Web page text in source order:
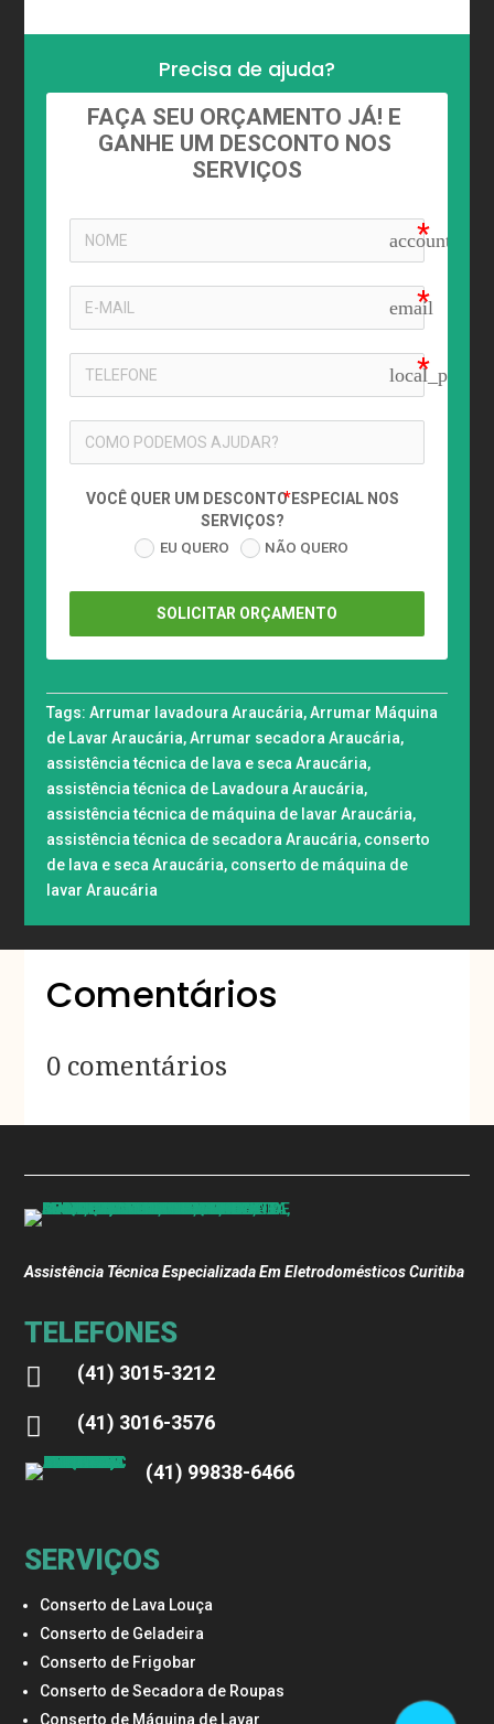
Precisa de ajuda?
FAÇA SEU ORÇAMENTO JÁ! E
GANHE UM DESCONTO NOS
SERVIÇOS
email
local_phone
VOCÊ QUER UM DESCONTO ESPECIAL NOS
SERVIÇOS?
EU QUERO NÃO QUERO
SOLICITAR ORÇAMENTO
Tags:Arrumar lavadoura Araucária,Arrumar Máquina
de Lavar Araucária,Arrumar secadora Araucária,
assistência técnica de lava e seca Araucária,
assistência técnica de Lavadoura Araucária,
assistência técnica de máquina de lavar Araucária,
assistência técnica de secadora Araucária, conserto
de lava e seca Araucária, conserto de máquina de
lavar Araucária
Comentários
0 comentários
Assistência Técnica Especializada Em Eletrodomésticos Curitiba
TELEFONES
 (41) 3015-3212
 (41) 3016-3576
(41) 99838-6466
SERVIÇOS
Conserto de Lava Louça
Conserto de Geladeira
Conserto de Frigobar
Conserto de Secadora de Roupas
Conserto de Máquina de Lavar